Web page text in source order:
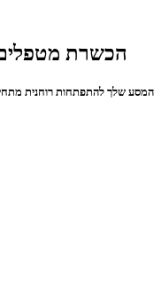
הכשרת מטפלים
המסע שלך להתפתחות רוחנית